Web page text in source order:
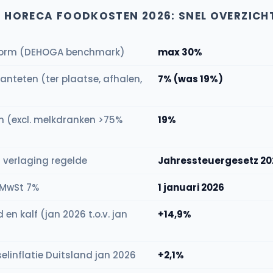
HORECA FOODKOSTEN 2026: SNEL
(DEHOGA benchmark) max 30%
(ter plaatse, afhalen, 7% (was 19%)
(excl. melkdranken >75% 19%
verlaging regelde Jahressteuergesetz
7% 1 januari 2026
en kalf (jan 2026 t.o.v. jan +14,9%
Duitsland jan 2026 +2,1%